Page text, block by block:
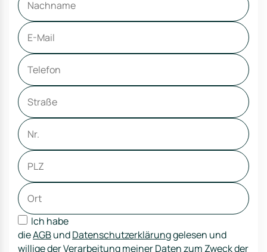
Ich habe
dieAGBundDatenschutzerklärunggelesen und
willige der Verarbeitung meiner Daten zum Zweck der